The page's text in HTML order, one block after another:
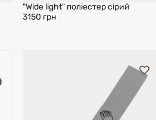
"Wide light" поліестер сірий
3150 грн